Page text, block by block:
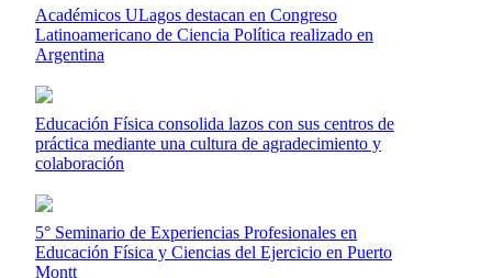
Académicos ULagos destacan en Congreso
Latinoamericano de Ciencia Política realizado en
Argentina
Educación Física consolida lazos con sus centros de
práctica mediante una cultura de agradecimiento y
colaboración
5° Seminario de Experiencias Profesionales en
Educación Física y Ciencias del Ejercicio en Puerto
Montt